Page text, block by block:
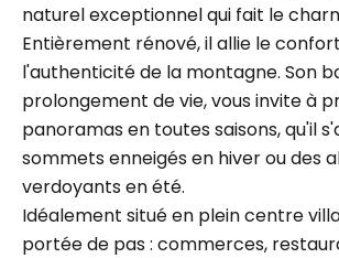
naturel exceptionnel qui fait le
Entièrement rénové, il allie le
l'authenticité de la montagne. Son
prolongement de vie, vous invite à
panoramas en toutes saisons, qu'il
sommets enneigés en hiver ou des
verdoyants en été.
Idéalement situé en plein centre
portée de pas : commerces,